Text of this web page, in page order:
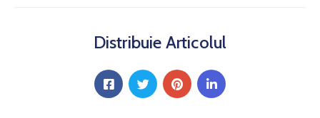
Distribuie Articolul